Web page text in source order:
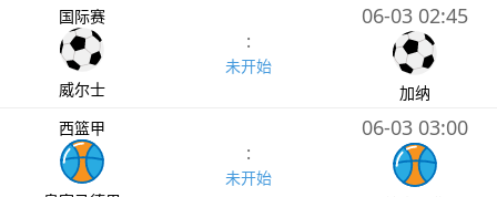
国际赛
威尔士
:
未开始
06-03 02:45
加纳
西篮甲
:
未开始
06-03 03:00